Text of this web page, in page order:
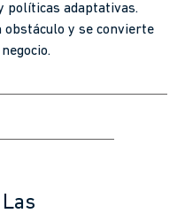
políticas adaptativas.
obstáculo y se convierte
Las